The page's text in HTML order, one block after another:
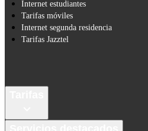
Internet estudiantes
Tarifas móviles
Internet segunda residencia
Tarifas Jazztel